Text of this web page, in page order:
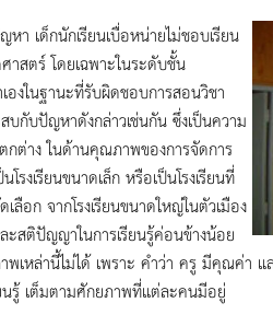
า เด็กนักเรียนเบื่อหน่ายไม่ชอบเรียน
าสตร์ โดยเฉพาะในระดับชั้น
งในฐานะที่รับผิดชอบการสอนวิชา
บกับปัญหาดังกล่าวเช่นกัน ซึ่งเป็นความ
ตกต่าง ในด้านคุณภาพของการจัดการ
รงเรียนขนาดเล็ก หรือเป็นโรงเรียนที่
อก จากโรงเรียนขนาดใหญ่ในตัวเมือง
สติปัญญาในการเรียนรู้ค่อนข้างน้อย
เหล่านี้ไม่ได้ เพราะ คำว่า ครู มีคุณค่า
นรู้ เต็มตามศักยภาพที่แต่ละคนมีอยู่